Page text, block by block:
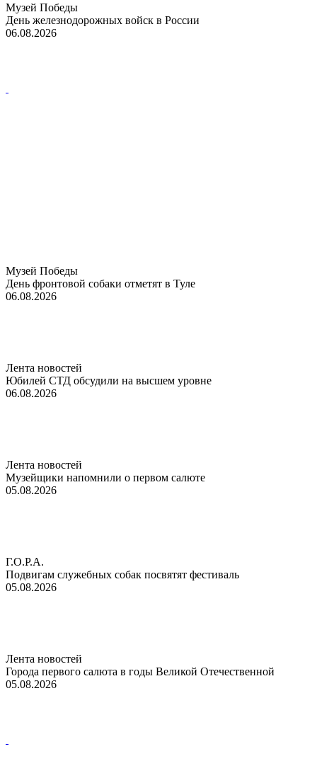
Музей Победы
День железнодорожных войск в России
06.08.2026
Музей Победы
День фронтовой собаки отметят в Туле
06.08.2026
Лента новостей
Юбилей СТД обсудили на высшем уровне
06.08.2026
Лента новостей
Музейщики напомнили о первом салюте
05.08.2026
Г.О.Р.А.
Подвигам служебных собак посвятят фестиваль
05.08.2026
Лента новостей
Города первого салюта в годы Великой Отечественной
05.08.2026